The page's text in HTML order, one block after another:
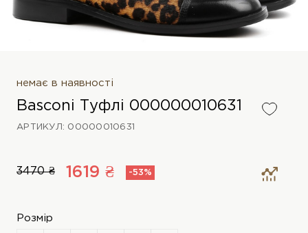
немає в наявності
Basconi Туфлі 000000010631
АРТИКУЛ: 00000010631
3470 ₴ 1619 ₴ -53%
Розмір